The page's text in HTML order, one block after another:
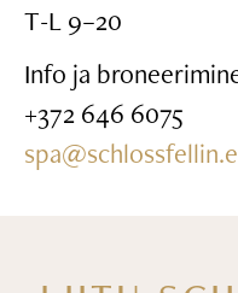
T-L 9–20
Info ja
+372 646 6075